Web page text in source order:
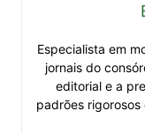
Especialista em
jornais do
editorial e a
padrões